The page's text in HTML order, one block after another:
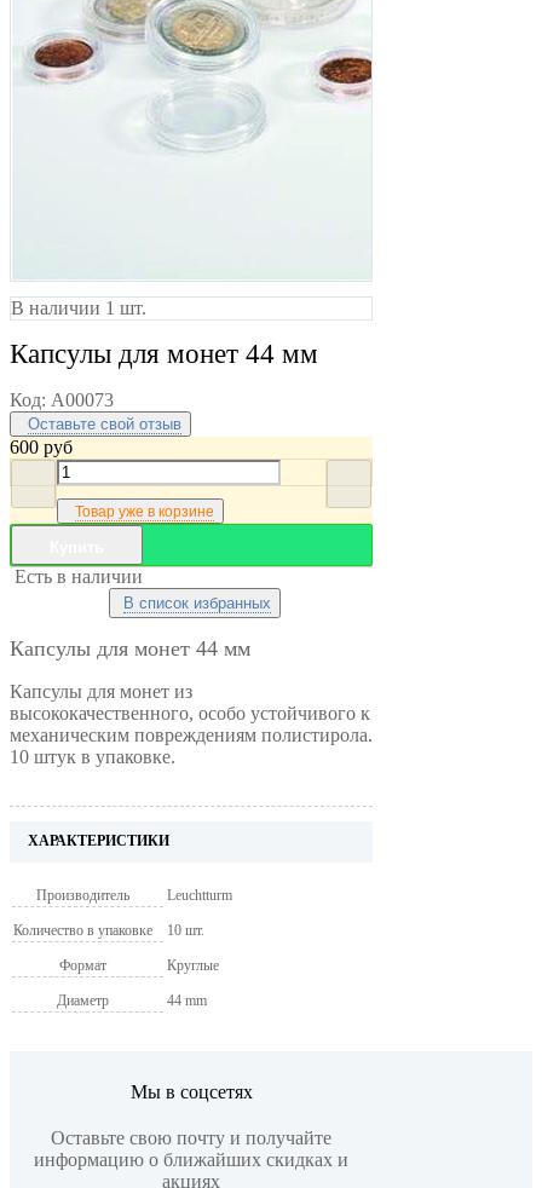
В наличии 1 шт.
Капсулы для монет 44 мм
Код: A00073
Оставьте свой отзыв
600 руб
Товар уже в корзине
Есть в наличии
В список избранных
Капсулы для монет 44 мм
Капсулы для монет из
высококачественного, особо устойчивого к
механическим повреждениям полистирола.
10 штук в упаковке.
ХАРАКТЕРИСТИКИ
Производитель Leuchtturm
Количество в упаковке 10 шт.
Формат Круглые
Диаметр 44 mm
Мы в соцсетях
Оставьте свою почту и получайте
информацию о ближайших скидках и
акциях